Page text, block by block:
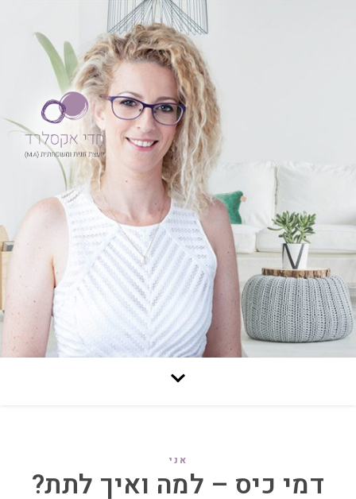
אני
דמי כיס – למה ואיך לתת?